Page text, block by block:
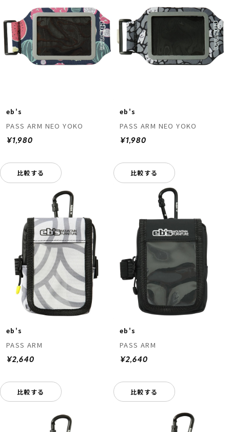
eb's
PASS ARM NEO YOKO
¥1,980
比較する
eb's
PASS ARM NEO YOKO
¥1,980
比較する
eb's
PASS ARM
¥2,640
比較する
eb's
PASS ARM
¥2,640
比較する